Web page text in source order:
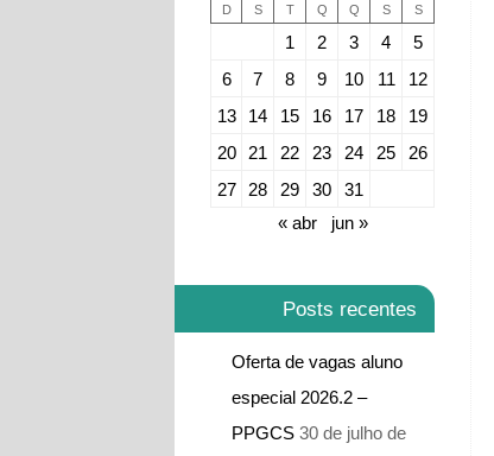
D S T Q Q S S
1 2 3 4
5
6
7 8 9 10 11
12
13
14 15 16 17 18
19
20
21 22 23 24 25
26
27
28 29 30
31
« abr
jun »
Posts recentes
Oferta de vagas aluno
especial 2026.2 –
PPGCS 30 de julho de